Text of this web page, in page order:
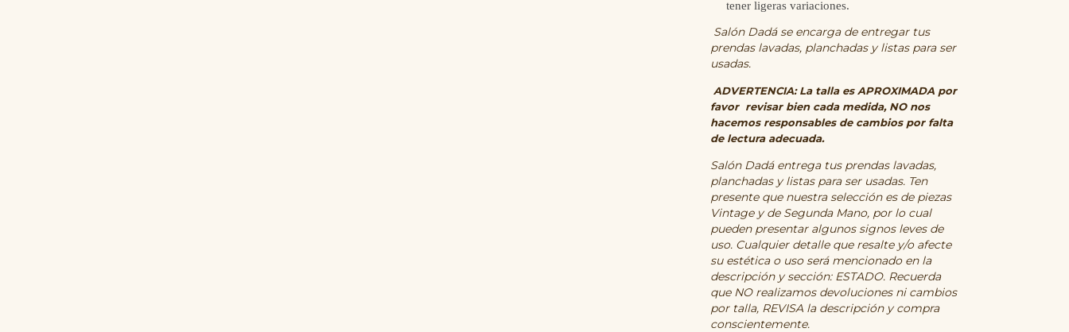
tener ligeras variaciones.
Salón Dadá se encarga de entregar tus
prendas lavadas, planchadas y listas para ser
usadas.
ADVERTENCIA: La talla es APROXIMADA por
favor revisar bien cada medida, NO nos
hacemos responsables de cambios por falta
de lectura adecuada.
Salón Dadá entrega tus prendas lavadas,
planchadas y listas para ser usadas. Ten
presente que nuestra selección es de piezas
Vintage y de Segunda Mano, por lo cual
pueden presentar algunos signos leves de
uso. Cualquier detalle que resalte y/o afecte
su estética o uso será mencionado en la
descripción y sección: ESTADO. Recuerda
que NO realizamos devoluciones ni cambios
por talla, REVISA la descripción y compra
conscientemente.